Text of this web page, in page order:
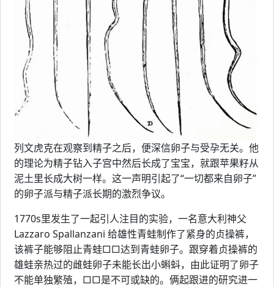
列文虎克在观察到精子之后，便深信卵子与受孕无关。他
的理论为精子钻入子宫中然后长成了宝宝，就跟苹果籽从
泥土里长成大树一样。这一声明引起了“一切都来自卵子”
的卵子派与精子派长期的激烈争议。
1770s里发生了一起引人注目的实验，一名意大利神父
Lazzaro Spallanzani 给雄性青蛙制作了紧身的贞操裤，
该裤子能够阻止青蛙□□达到青蛙卵子。跟穿着贞操裤的
雄蛙亲热过的雌蛙卵子未能长出小蝌蚪，由此证明了卵子
不能单独繁殖，□□是不可或缺的。俩起跟进的研究进一